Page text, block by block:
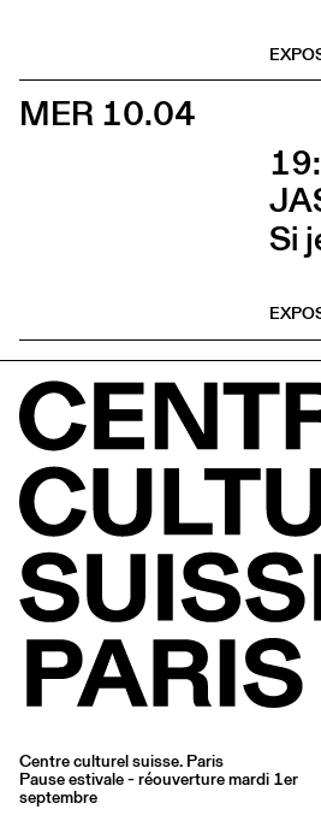
MER 10.04
Centre culturel suisse. Paris
Pause estivale - réouverture mardi 1er
septembre